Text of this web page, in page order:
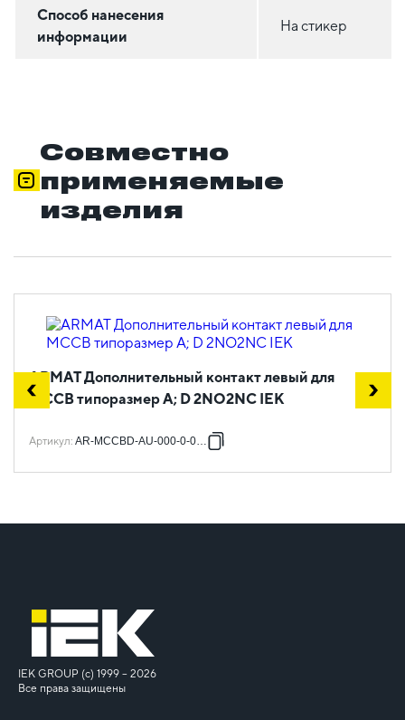
Способ нанесения
информации
На стикер
Совместно
применяемые
изделия
ARMAT Дополнительный контакт левый для
MCCB типоразмер A; D 2NO2NC IEK
Артикул: AR-MCCBD-AU-000-0-03-C
IEK GROUP (c) 1999 – 2026
Все права защищены